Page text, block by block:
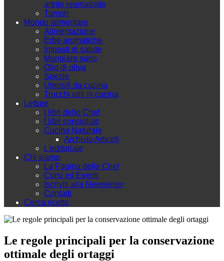
artrite reumatoide
Tumori
Mondo alimentare
Alimentazione
Erbe aromatiche
Impasti di salute
Mangiare sano
Olio di oliva
Spezie
Utensili da cucina
Trucchi utili in cucina
Letture
I libri dello Chef
I libri consigliati
Cucina Naturale
Archivio Articoli
L'editoriale
Chi siamo
La Pagina dello Chef
Corsi ed Eventi
Iscriviti alla Newsletter
Contatti
Cerca ricette
Le regole principali per la conservazione
ottimale degli ortaggi